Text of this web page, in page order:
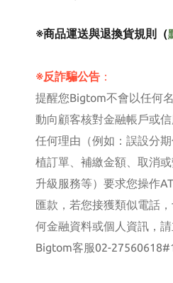
※商品運送與退換貨規則 （
※反詐騙公告 ：
提醒您Bigtom不會以任何
動向顧客核對金融帳戶或
任何理由（例如：誤設分
植訂單、補繳金額、取消
升級服務等）要求您操作
匯款，若您接獲類似電話
何金融資料或個人資訊，
Bigtom客服02-